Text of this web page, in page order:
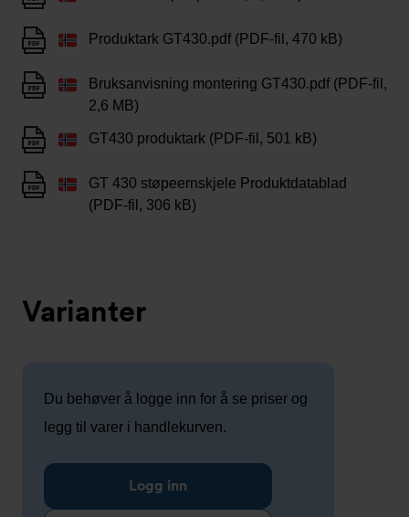
Produktark GT430.pdf (PDF-fil, 470 kB)
Bruksanvisning montering GT430.pdf (PDF-fil,
2,6 MB)
GT430 produktark (PDF-fil, 501 kB)
GT 430 støpeernskjele Produktdatablad
(PDF-fil, 306 kB)
Varianter
Du behøver å logge inn for å se priser og
legg til varer i handlekurven.
Logg inn